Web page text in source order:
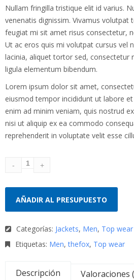
con5.00de
5 en base a
1
valoración
de un
cliente
Nullam fringilla tristique elit id varius.
venenatis dignissim. Vivamus volutpat
feugiat mi sit amet risus consectetur,
Ut ac eros quis mi volutpat cursus vel
lacinia, aliquet tortor sed, consectetur
ligula elementum bibendum.
Lorem ipsum dolor sit amet,
eiusmod tempor incididunt ut labore
enim ad minim veniam, quis nostrud
nisi ut aliquip ex ea commodo
reprehenderit in voluptate velit esse
AÑADIR AL PRESUPUESTO
Categorías: Jackets, Men, Top wear
Etiquetas: Men,thefox, Top wear
Descripción Valoraciones